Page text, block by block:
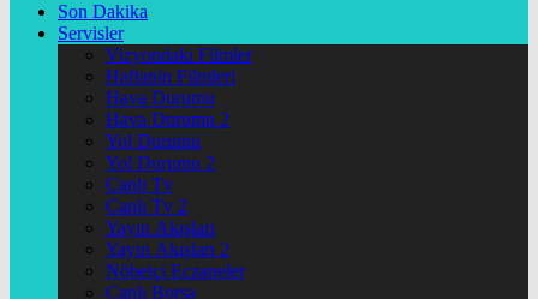
Son Dakika
Servisler
Vizyondaki Filmler
Haftanin Filmleri
Hava Durumu
Hava Durumu 2
Yol Durumu
Yol Durumu 2
Canlı Tv
Canlı Tv 2
Yayın Akışları
Yayın Akışları 2
Nöbetçi Eczaneler
Canlı Borsa